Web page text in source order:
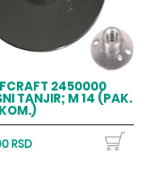
2450000
TANJIR; M 14 (PAK.
RSD